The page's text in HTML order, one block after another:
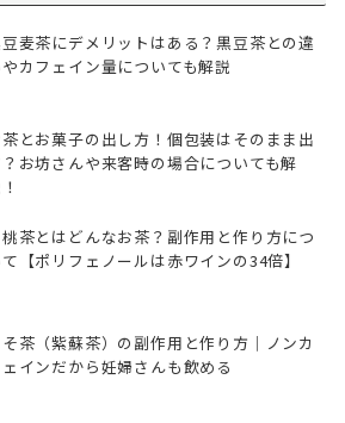
麦茶にデメリットはある？黒豆茶との違
やカフェイン量についても解説
とお菓子の出し方！個包装はそのまま出
お坊さんや来客時の場合についても解
茶とはどんなお茶？副作用と作り方につ
て【ポリフェノールは赤ワインの34倍】
そ茶（紫蘇茶）の副作用と作り方｜ノンカ
インだから妊婦さんも飲める